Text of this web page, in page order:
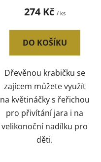
274 Kč / ks
DO KOŠÍKU
Dřevěnou krabičku se
zajícem můžete využít
na květináčky s řeřichou
pro přivítání jara i na
velikonoční nadílku pro
děti.